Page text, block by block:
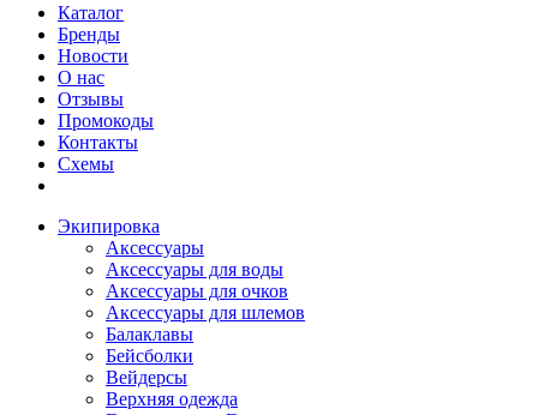
Каталог
Бренды
Новости
О нас
Отзывы
Промокоды
Контакты
Схемы
Экипировка
Аксессуары
Аксессуары для воды
Аксессуары для очков
Аксессуары для шлемов
Балаклавы
Бейсболки
Вейдерсы
Верхняя одежда